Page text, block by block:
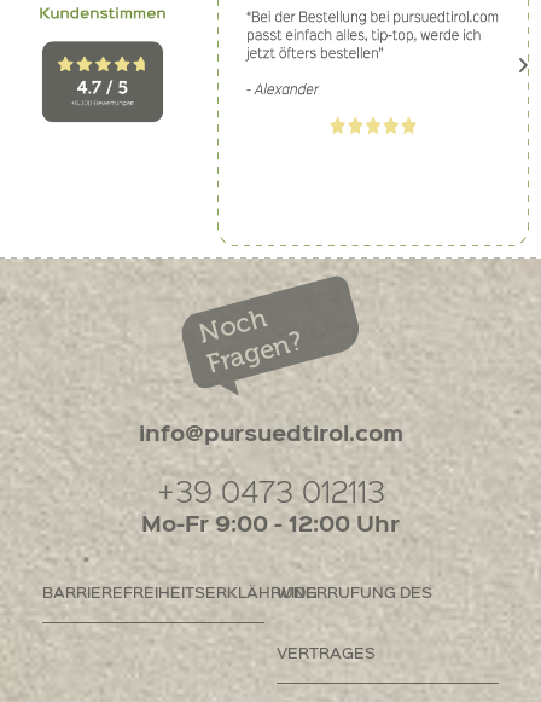
Noch
Fragen?
info@pursuedtirol.com
+39 0473 012113
Mo-Fr 9:00 - 12:00 Uhr
BARRIEREFREIHEITSERKLÄHRUNGWIDERRUFUNG DES
VERTRAGES